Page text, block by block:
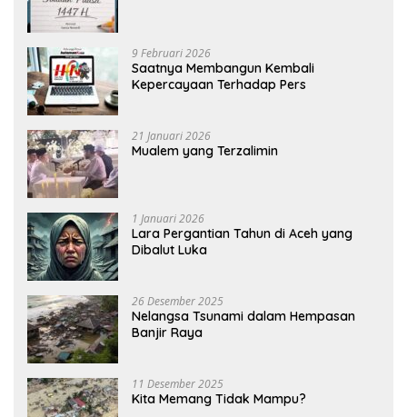
9 Februari 2026
Saatnya Membangun Kembali
Kepercayaan Terhadap Pers
21 Januari 2026
Mualem yang Terzalimin
1 Januari 2026
Lara Pergantian Tahun di Aceh yang
Dibalut Luka
26 Desember 2025
Nelangsa Tsunami dalam Hempasan
Banjir Raya
11 Desember 2025
Kita Memang Tidak Mampu?